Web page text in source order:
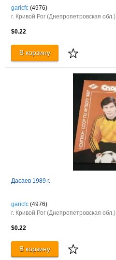
garicfc (4976)
г. Кривой Рог (Днепропетровская обл.)
$0.22
В корзину
Дасаев 1989 г.
garicfc (4976)
г. Кривой Рог (Днепропетровская обл.)
$0.22
В корзину